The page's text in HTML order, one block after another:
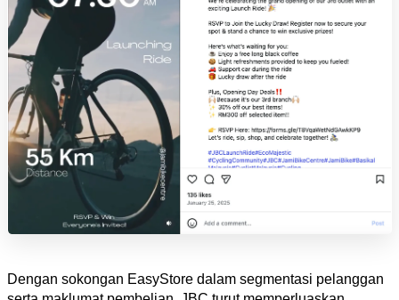
Dengan sokongan EasyStore dalam segmentasi pelanggan